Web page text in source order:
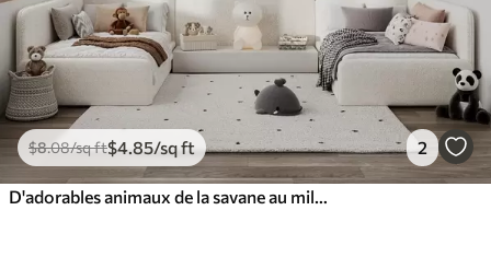
$8.08/sq ft$4.85/sq ft 2